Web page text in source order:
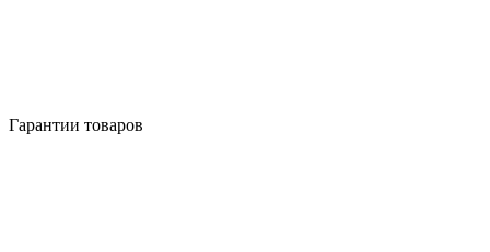
Гарантии товаров